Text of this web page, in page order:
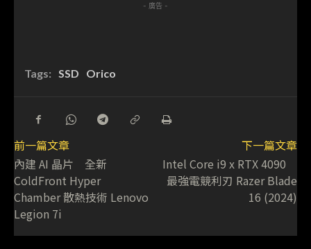
- 廣告 -
Tags: SSD Orico
前一篇文章
內建 AI 晶片 全新
ColdFront Hyper
Chamber 散熱技術 Lenovo
Legion 7i
下一篇文章
Intel Core i9 x RTX 4090
最強電競利刃 Razer Blade
16 (2024)